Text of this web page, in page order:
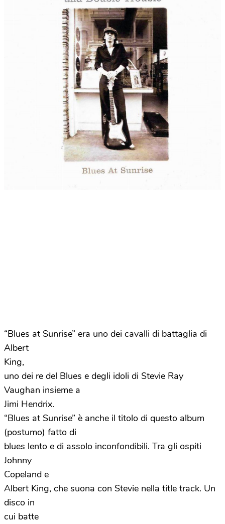
“Blues at Sunrise” era uno dei cavalli di battaglia di
Albert
King,
uno dei re del Blues e degli idoli di Stevie Ray
Vaughan insieme a
Jimi Hendrix.
“Blues at Sunrise” è anche il titolo di questo album
(postumo) fatto di
blues lento e di assolo inconfondibili. Tra gli ospiti
Johnny
Copeland e
Albert King, che suona con Stevie nella title track. Un
disco in
cui batte